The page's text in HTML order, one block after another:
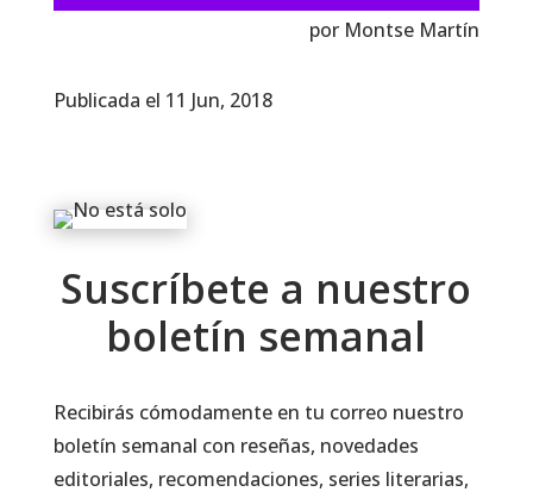
por Montse Martín
Publicada el 11 Jun, 2018
Suscríbete a nuestro
boletín semanal
Recibirás cómodamente en tu correo nuestro
boletín semanal con reseñas, novedades
editoriales, recomendaciones, series literarias,